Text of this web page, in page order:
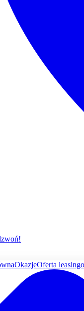
OkazjeOferta